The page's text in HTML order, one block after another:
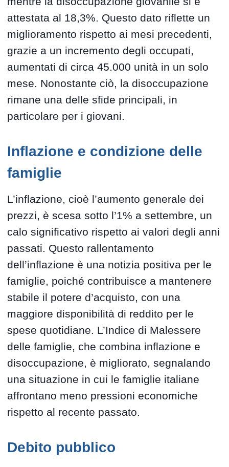
attestata al 18,3%. Questo dato riflette un
miglioramento rispetto ai mesi precedenti,
grazie a un incremento degli occupati,
aumentati di circa 45.000 unità in un solo
mese. Nonostante ciò, la disoccupazione
rimane una delle sfide principali, in
particolare per i giovani.
Inflazione e condizione delle
famiglie
L’inflazione, cioè l’aumento generale dei
prezzi, è scesa sotto l’1% a settembre, un
calo significativo rispetto ai valori degli anni
passati. Questo rallentamento
dell’inflazione è una notizia positiva per le
famiglie, poiché contribuisce a mantenere
stabile il potere d’acquisto, con una
maggiore disponibilità di reddito per le
spese quotidiane. L’Indice di Malessere
delle famiglie, che combina inflazione e
disoccupazione, è migliorato, segnalando
una situazione in cui le famiglie italiane
affrontano meno pressioni economiche
rispetto al recente passato.
Debito pubblico